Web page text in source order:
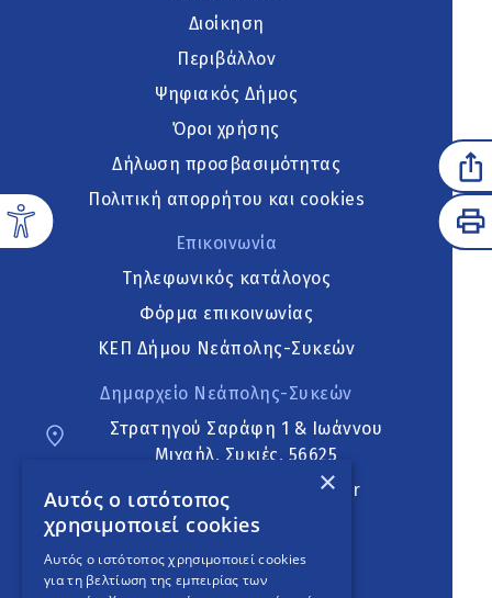
Διοίκηση
Περιβάλλον
Ψηφιακός Δήμος
Όροι χρήσης
Δήλωση προσβασιμότητας
Πολιτική απορρήτου και cookies
Επικοινωνία
Τηλεφωνικός κατάλογος
Φόρμα επικοινωνίας
ΚΕΠ Δήμου Νεάπολης-Συκεών
Δημαρχείο Νεάπολης-Συκεών
Στρατηγού Σαράφη 1 & Ιωάννου
Μιχαήλ, Συκιές, 56625
neapoli.sykies@ddt.gov.gr
Ακολουθήστε
×
Αυτός ο ιστότοπος
χρησιμοποιεί cookies
Αυτός ο ιστότοπος χρησιμοποιεί cookies
για τη βελτίωση της εμπειρίας των